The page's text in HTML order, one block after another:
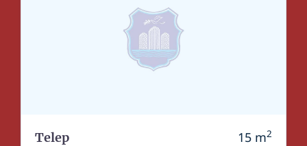
Telep 15 m2